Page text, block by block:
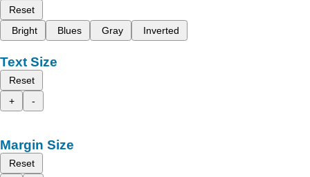
Reset
Bright
Blues Gray Inverted
Text Size
Reset
+
-
Margin Size
Reset